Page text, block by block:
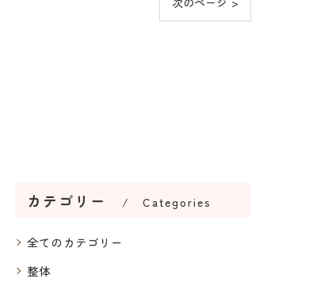
カテゴリー Categories
全てのカテゴリー
整体